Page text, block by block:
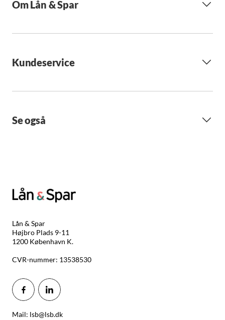
Om Lån & Spar
Kundeservice
Se også
Lån & Spar
Højbro Plads 9-11
1200 København K.
CVR-nummer: 13538530
Mail: lsb@lsb.dk